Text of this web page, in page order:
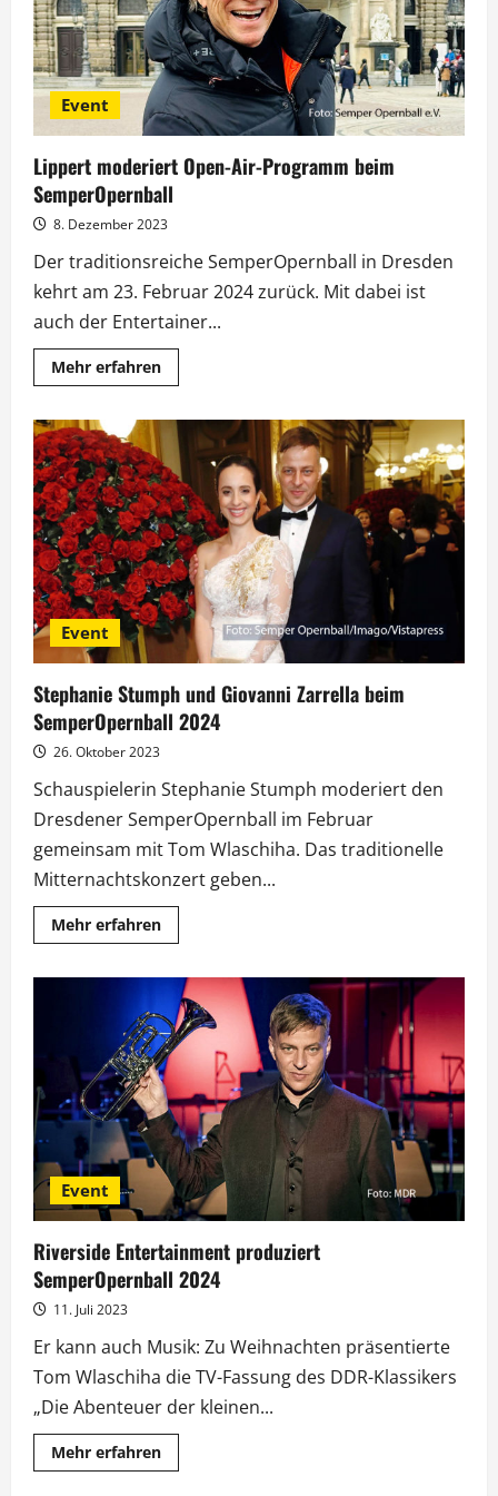
Event
Lippert moderiert Open-Air-Programm beim
SemperOpernball
8. Dezember 2023
Der traditionsreiche SemperOpernball in Dresden
kehrt am 23. Februar 2024 zurück. Mit dabei ist
auch der Entertainer...
Mehr erfahrenMehr
Informationen
moderiert
Open-
Air-
Programm
beim
SemperOpernball
Event
Stephanie Stumph und Giovanni Zarrella beim
SemperOpernball 2024
26. Oktober 2023
Schauspielerin Stephanie Stumph moderiert den
Dresdener SemperOpernball im Februar
gemeinsam mit Tom Wlaschiha. Das traditionelle
Mitternachtskonzert geben...
Mehr erfahrenMehr
Informationen
Stumph
und
Giovanni
Zarrella
beim
SemperOpernball
2024
Event
Riverside Entertainment produziert
SemperOpernball 2024
11. Juli 2023
Er kann auch Musik: Zu Weihnachten präsentierte
Tom Wlaschiha die TV-Fassung des DDR-Klassikers
„Die Abenteuer der kleinen...
Mehr erfahrenMehr
Informationen